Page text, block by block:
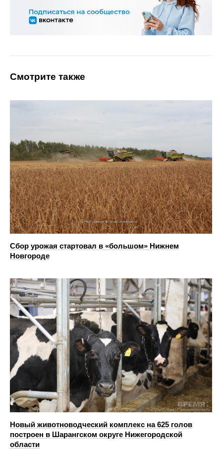
Смотрите также
Сбор урожая стартовал в «большом» Нижнем
Новгороде
Новый животноводческий комплекс на 625 голов
построен в Шарангском округе Нижегородской
области